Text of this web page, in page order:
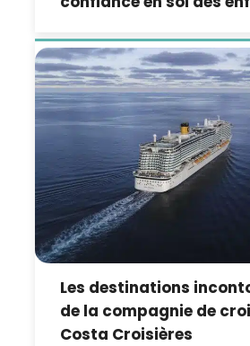
Les destinations
de la compagnie de
Costa Croisières